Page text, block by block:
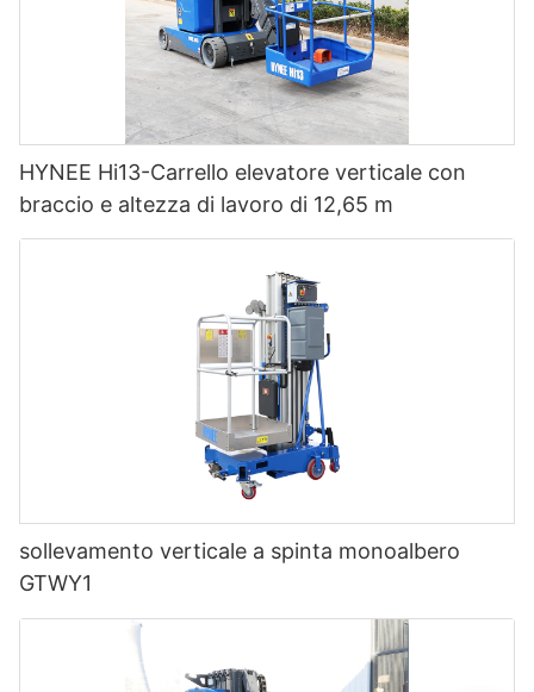
HYNEE Hi13-Carrello elevatore verticale con
braccio e altezza di lavoro di 12,65 m
sollevamento verticale a spinta monoalbero
GTWY1